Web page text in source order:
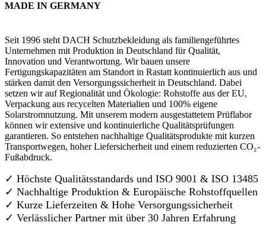
MADE IN GERMANY
Seit 1996 steht DACH Schutzbekleidung als familiengeführtes
Unternehmen mit Produktion in Deutschland für Qualität,
Innovation und Verantwortung. Wir bauen unsere
Fertigungskapazitäten am Standort in Rastatt kontinuierlich aus und
stärken damit den Versorgungssicherheit in Deutschland. Dabei
setzen wir auf Regionalität und Ökologie: Rohstoffe aus der EU,
Verpackung aus recycelten Materialien und 100% eigene
Solarstromnutzung. Mit unserem modern ausgestattetem Prüflabor
können wir extensive und kontinuierliche Qualitätsprüfungen
garantieren. So entstehen nachhaltige Qualitätsprodukte mit kurzen
Transportwegen, hoher Liefersicherheit und einem reduzierten CO₂-
Fußabdruck.
✓ Höchste Qualitätsstandards und ISO 9001 & ISO 13485
✓ Nachhaltige Produktion & Europäische Rohstoffquellen
✓ Kurze Lieferzeiten & Hohe Versorgungssicherheit
✓ Verlässlicher Partner mit über 30 Jahren Erfahrung